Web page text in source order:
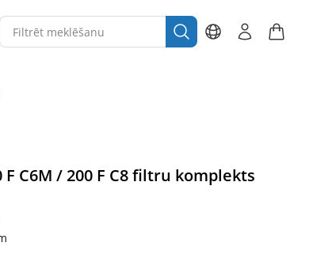
C6M / 200 F C8 filtru komplekts